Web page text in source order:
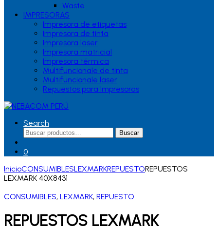
Waste
IMPRESORAS
Impresora de etiquetas
Impresora de tinta
Impresora laser
Impresora matricial
Impresora térmica
Multifuncionale de tinta
Multifuncionale laser
Repuestos para Impresoras
Search
Buscar
por:
Buscar
0
InicioCONSUMIBLESLEXMARKREPUESTOREPUESTOS
LEXMARK 40X8431
CONSUMIBLES, LEXMARK, REPUESTO
REPUESTOS LEXMARK